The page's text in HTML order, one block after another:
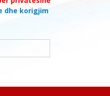
dhe korigjim